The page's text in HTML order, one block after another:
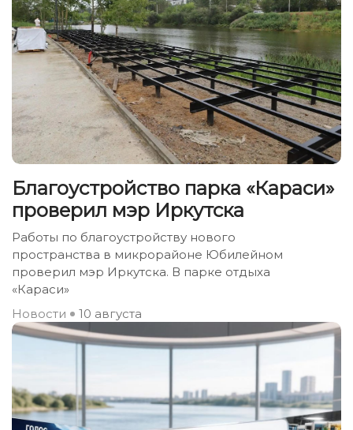
Благоустройство парка «Караси»
проверил мэр Иркутска
Работы по благоустройству нового
пространства в микрорайоне Юбилейном
проверил мэр Иркутска. В парке отдыха
«Караси»
Новости
10 августа